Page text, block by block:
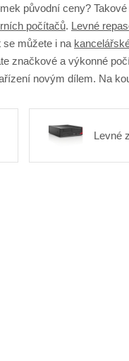
původní ceny?
počítačů. Levné
se můžete i na
značkové a výkonné
novým dílem. Na
Levné